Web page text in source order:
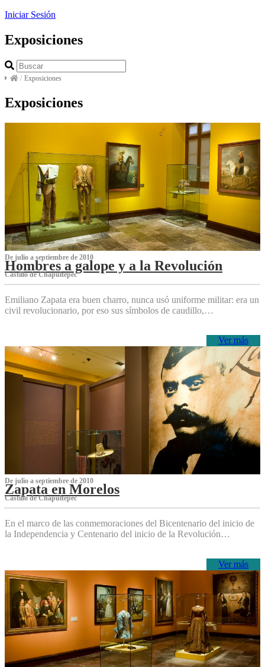
Iniciar Sesión
Exposiciones
/ Exposiciones
Exposiciones
De julio a septiembre de 2010
Hombres a galope y a la Revolución
Castillo de Chapultepec
Emiliano Zapata era buen charro, nunca usó uniforme militar: era un
civil revolucionario, por eso sus símbolos de caudillo,…
Ver más
De julio a septiembre de 2010
Zapata en Morelos
Castillo de Chapultepec
En el marco de las conmemoraciones del Bicentenario del inicio de
la Independencia y Centenario del inicio de la Revolución…
Ver más